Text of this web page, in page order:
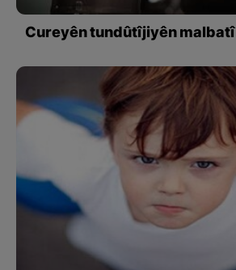
Cureyên tundûtîjiyên malbatî